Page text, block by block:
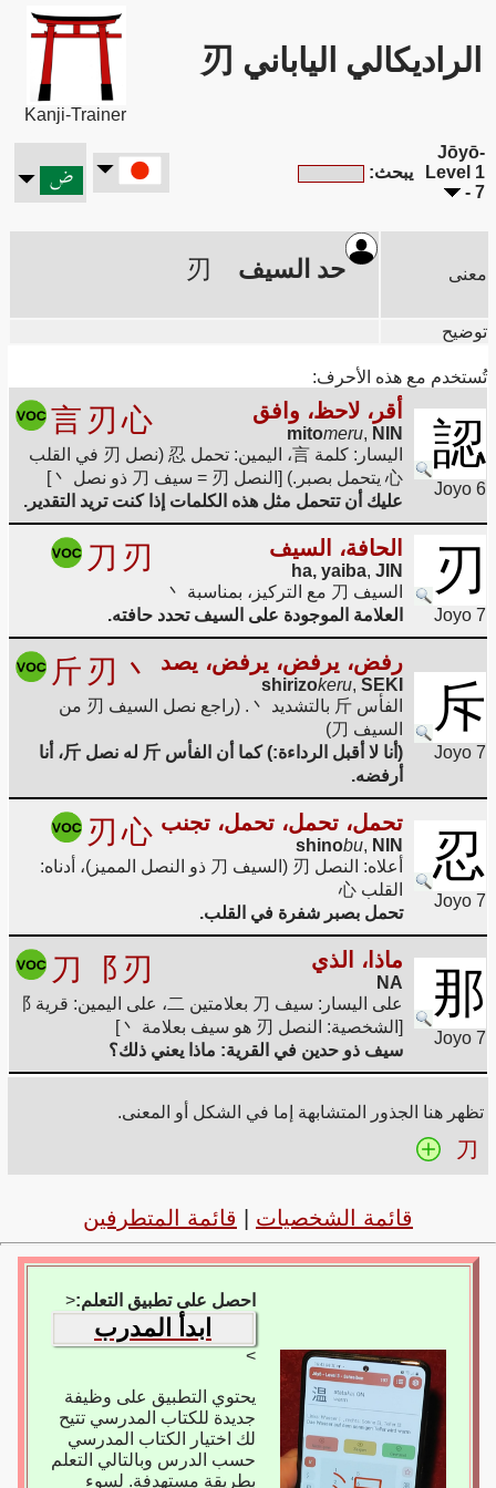
الراديكالي الياباني 刃
Kanji-Trainer
Jōyō-
Level 1
- 7
يبحث:
معنى حد السيف
توضيح
تُستخدم مع هذه الأحرف:
認
Joyo 6
أقر، لاحظ، وافق
mitomeru, NIN
言 刃 心
اليسار: كلمة 言، اليمين: تحمل 忍 (نصل 刃 في القلب
心 يتحمل بصبر.) [النصل 刃 = سيف 刀 ذو نصل 丶]
عليك أن تتحمل مثل هذه الكلمات إذا كنت تريد التقدير.
刃
Joyo 7
الحافة، السيف
ha, yaiba, JIN
刀 刃
السيف 刀 مع التركيز، بمناسبة 丶
العلامة الموجودة على السيف تحدد حافته.
斥
Joyo 7
رفض، يرفض، يرفض، يصد
shirizokeru, SEKI
斤 刃 丶
الفأس 斤 بالتشديد 丶. (راجع نصل السيف 刃 من
السيف 刀)
(أنا لا أقبل الرداءة:) كما أن الفأس 斤 له نصل 斤، أنا
أرفضه.
忍
Joyo 7
تحمل، تحمل، تحمل، تجنب
shinobu, NIN
刃 心
أعلاه: النصل 刃 (السيف 刀 ذو النصل المميز)، أدناه:
القلب 心
تحمل بصبر شفرة في القلب.
那
Joyo 7
ماذا، الذي
NA
刀 ⻏ 刃
على اليسار: سيف 刀 بعلامتين 二، على اليمين: قرية ⻏
[الشخصية: النصل 刃 هو سيف بعلامة 丶]
سيف ذو حدين في القرية: ماذا يعني ذلك؟
تظهر هنا الجذور المتشابهة إما في الشكل أو المعنى.
刀
قائمة الشخصيات قائمة المتطرفين
احصل على تطبيق التعلم:<
ابدأ المدرب
>
يحتوي التطبيق على وظيفة
جديدة للكتاب المدرسي تتيح
لك اختيار الكتاب المدرسي
حسب الدرس وبالتالي التعلم
بطريقة مستهدفة. لسوء